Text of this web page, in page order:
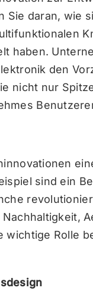
Sie daran, wie
haben.
den
nicht nur
sind ein
Rolle